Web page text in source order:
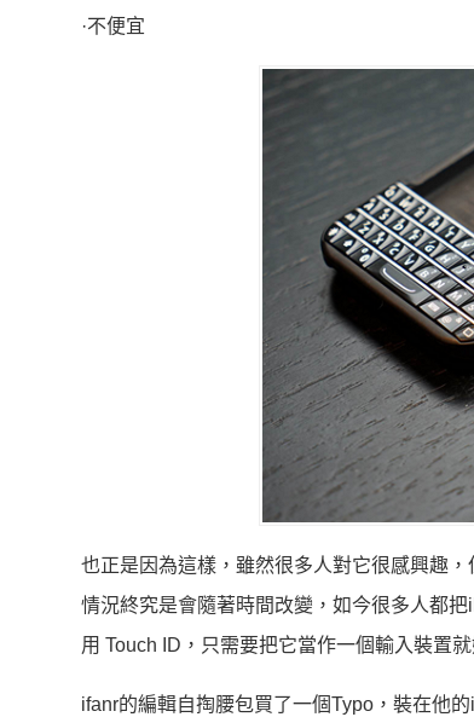
·不便宜
也正是因為這樣，雖然很多人對它很感興趣
情況終究是會隨著時間改變，如今很多人都
用 Touch ID，只需要把它當作一個輸入裝置就
ifanr的編輯自掏腰包買了一個Typo，裝在他